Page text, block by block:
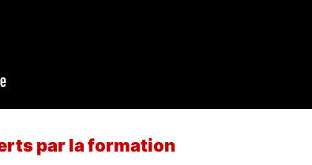
par la formation